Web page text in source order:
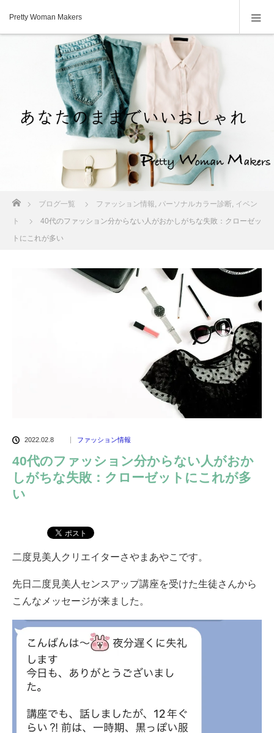
Pretty Woman Makers
ブログ一覧 ファッション情報, パーソナルカラー診断, イベン
ト
40代のファッション分からない人がおかしがちな失敗：クローゼッ
トにこれが多い
2022.02.8 ファッション情報
40代のファッション分からない人がおか
しがちな失敗：クローゼットにこれが多
い
二度見美人クリエイターさやまあやこです。
先日二度見美人センスアップ講座を受けた生徒さんから
こんなメッセージが来ました。